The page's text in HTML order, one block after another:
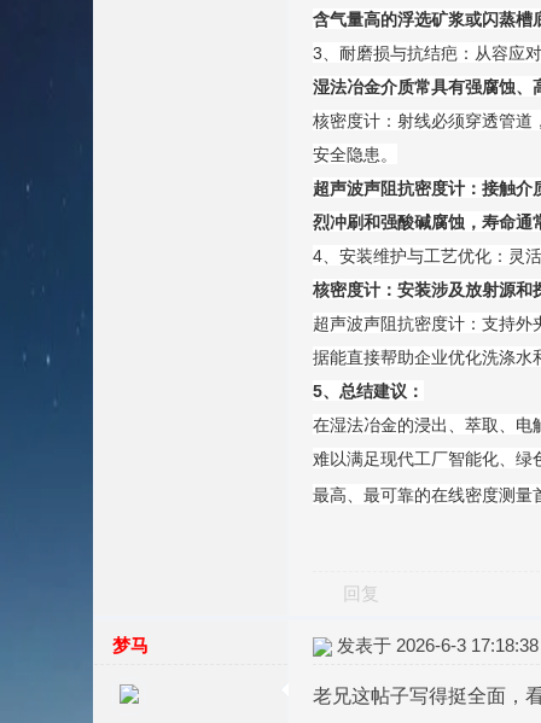
含气量高的浮选矿浆或闪蒸槽
3、耐磨损与抗结疤：从容应
湿法冶金介质常具有强腐蚀、
核密度计：射线必须穿透管道
安全隐患。
超声波声阻抗密度计：接触
烈冲刷和强酸碱腐蚀，寿命通
4、安装维护与工艺优化：灵
核密度计：安装涉及放射源和
超声波声阻抗密度计：支持
据能直接帮助企业优化洗涤水
5、总结建议：
在湿法冶金的浸出、萃取、电
难以满足现代工厂智能化、绿
最高、最可靠的在线密度测量
回复
梦马 发表于 2026-6-3 17:18:38
老兄这帖子写得挺全面，